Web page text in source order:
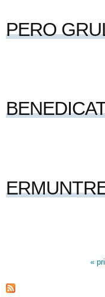
PERO
«